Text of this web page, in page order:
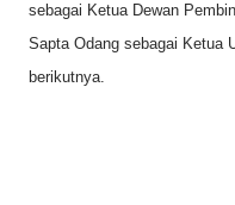
sebagai Ketua Dewan
Sapta Odang sebagai Ketua
berikutnya.